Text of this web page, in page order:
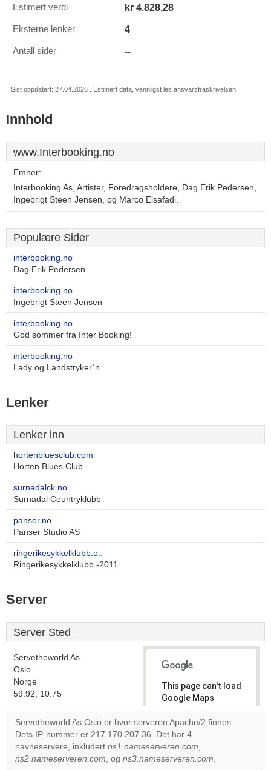
Estimert verdi kr 4.828,28
Eksterne lenker 4
Antall sider --
Sist oppdatert: 27.04.2026 . Estimert data, vennligst les ansvarsfraskrivelsen.
Innhold
www.Interbooking.no
Emner:
Interbooking As, Artister, Foredragsholdere, Dag Erik Pedersen,
Ingebrigt Steen Jensen, og Marco Elsafadi.
Populære Sider
interbooking.no
Dag Erik Pedersen
interbooking.no
Ingebrigt Steen Jensen
interbooking.no
God sommer fra Inter Booking!
interbooking.no
Lady og Landstryker`n
Lenker
Lenker inn
hortenbluesclub.com
Horten Blues Club
surnadalck.no
Surnadal Countryklubb
panser.no
Panser Studio AS
ringerikesykkelklubb.o..
Ringerikesykkelklubb -2011
Server
Server Sted
Servetheworld As
Oslo
Norge
59.92, 10.75
This page can't load
Google Maps
correctly.
Do you
own this
website?
Servetheworld As Oslo er hvor serveren Apache/2 finnes.
Dets IP-nummer er 217.170.207.36. Det har 4
navneservere, inkludert ns1.nameserveren.com,
ns2.nameserveren.com, og ns3.nameserveren.com.